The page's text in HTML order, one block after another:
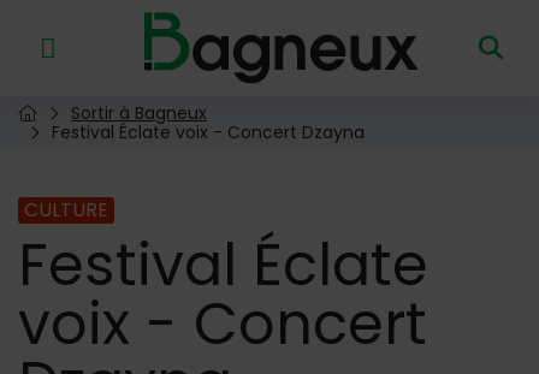
Menu de raccourcis
Retour à l'accueil
Page d'accueil du site
Sortir à Bagneux
Festival Éclate voix - Concert Dzayna
CULTURE
Festival Éclate
voix - Concert